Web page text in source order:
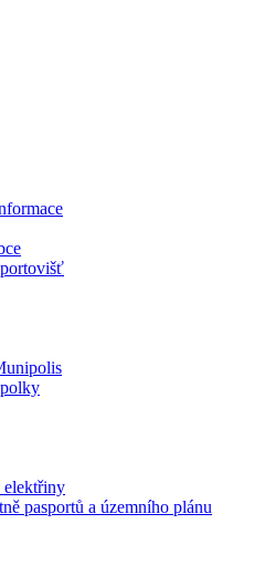
elektřiny
pasportů a územního plánu